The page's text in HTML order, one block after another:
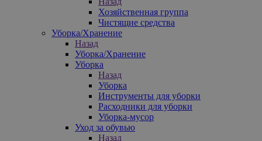
Хозяйственная группа
Чистящие средства
Уборка/Хранение
Назад
Уборка/Хранение
Уборка
Назад
Уборка
Инструменты для уборки
Расходники для уборки
Уборка-мусор
Уход за обувью
Назад